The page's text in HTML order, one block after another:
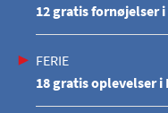
12 gratis fornøjelser
FERIE
18 gratis oplevelser